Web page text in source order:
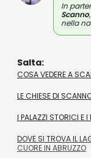
In
Scanno
nella
Salta:
COSA VEDERE A
LE CHIESE DI
I PALAZZI STORICI E
DOVE SI TROVA IL
CUORE IN ABRUZZO